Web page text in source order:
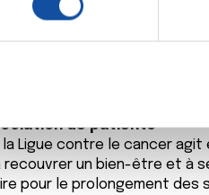
digitales).
en savoir plus sur le
. Vous pouvez modifier
de médias sociaux, de
leur avez fournies ou qu'ils
ou d’une capacité.
d’activités est
et président du
de patients
Ligue contre le cancer
un bien-être et à
pour le prolongement des